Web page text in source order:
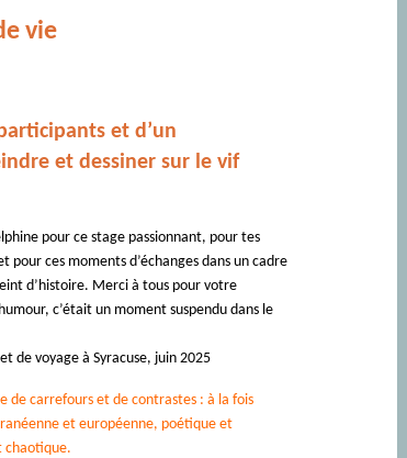
vie
et d’un
et dessiner sur le vif
pour ce stage passionnant, pour tes
pour ces moments d’échanges dans un cadre
d’histoire. Merci à tous pour votre
c’était un moment suspendu dans le
de voyage à Syracuse, juin 2025
de carrefours et de contrastes : à la fois
et européenne, poétique et
chaotique.